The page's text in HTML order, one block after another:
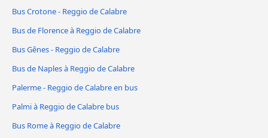
Bus Crotone - Reggio de Calabre
Bus de Florence à Reggio de Calabre
Bus Gênes - Reggio de Calabre
Bus de Naples à Reggio de Calabre
Palerme - Reggio de Calabre en bus
Palmi à Reggio de Calabre bus
Bus Rome à Reggio de Calabre